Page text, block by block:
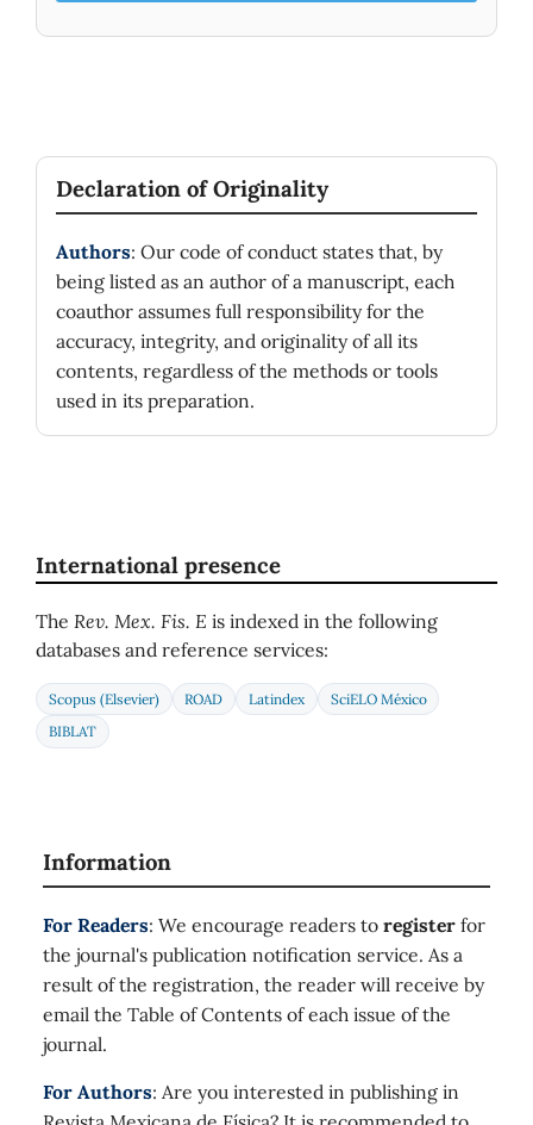
Declaration of Originality
Authors: Our code of conduct states that, by
being listed as an author of a manuscript, each
coauthor assumes full responsibility for the
accuracy, integrity, and originality of all its
contents, regardless of the methods or tools
used in its preparation.
International presence
The Rev. Mex. Fis. E is indexed in the following
databases and reference services:
Scopus (Elsevier) ROAD Latindex
SciELO México
BIBLAT
Information
For Readers: We encourage readers to register for
the journal's publication notification service. As a
result of the registration, the reader will receive by
email the Table of Contents of each issue of the
journal.
For Authors: Are you interested in publishing in